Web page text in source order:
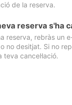
de la reserva.
reserva s'ha
reserva, rebràs un
no desitjat. Si no
cancel·lació.